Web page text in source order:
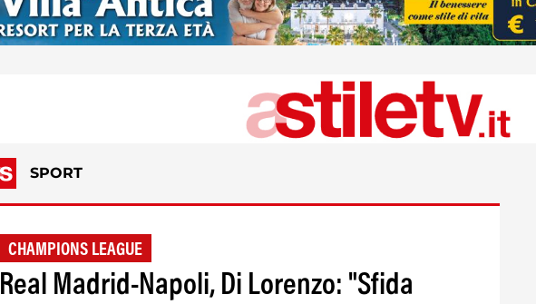
SPORT
CHAMPIONS LEAGUE
Real Madrid-Napoli, Di Lorenzo: "Sfida